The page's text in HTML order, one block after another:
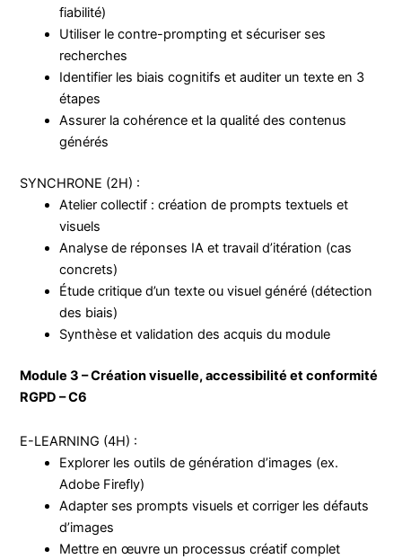
fiabilité)
Utiliser le contre-prompting et sécuriser ses
recherches
Identifier les biais cognitifs et auditer un texte en 3
étapes
Assurer la cohérence et la qualité des contenus
générés
SYNCHRONE (2H) :
Atelier collectif : création de prompts textuels et
visuels
Analyse de réponses IA et travail d’itération (cas
concrets)
Étude critique d’un texte ou visuel généré (détection
des biais)
Synthèse et validation des acquis du module
Module 3 – Création visuelle, accessibilité et conformité
RGPD – C6
E-LEARNING (4H) :
Explorer les outils de génération d’images (ex.
Adobe Firefly)
Adapter ses prompts visuels et corriger les défauts
d’images
Mettre en œuvre un processus créatif complet